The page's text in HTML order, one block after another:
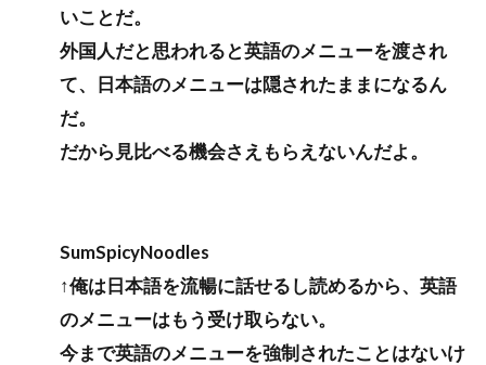
いことだ。
外国人だと思われると英語のメニューを渡され
て、日本語のメニューは隠されたままになるん
だ。
だから見比べる機会さえもらえないんだよ。
SumSpicyNoodles
↑俺は日本語を流暢に話せるし読めるから、英語
のメニューはもう受け取らない。
今まで英語のメニューを強制されたことはないけ